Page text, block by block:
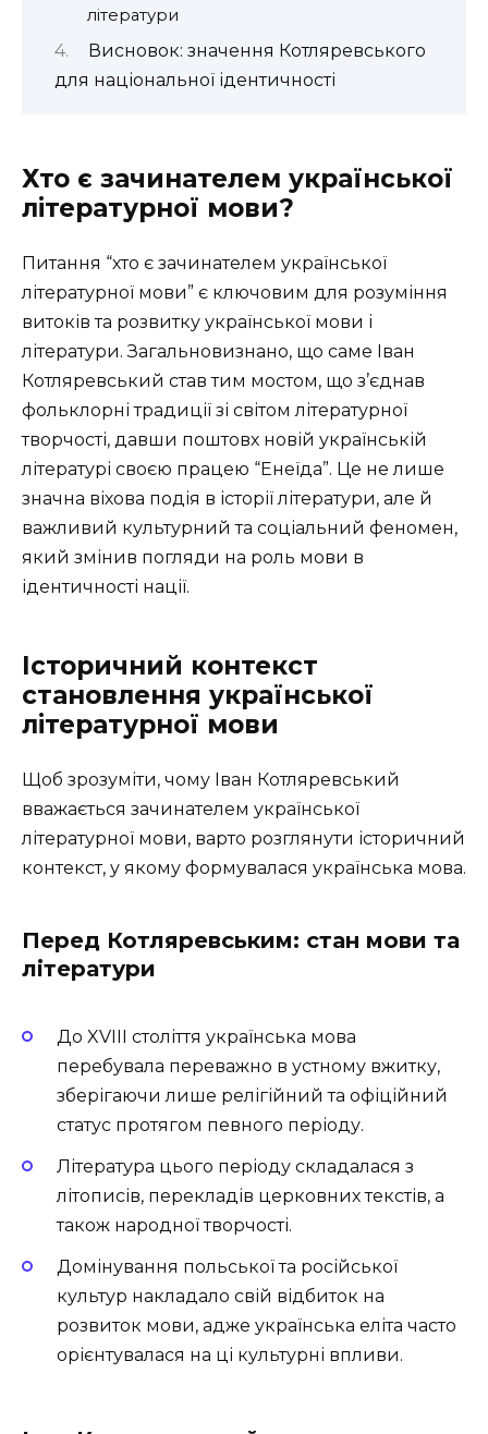
літератури
Висновок: значення Котляревського
для національної ідентичності
Хто є зачинателем української
літературної мови?
Питання “хто є зачинателем української
літературної мови” є ключовим для розуміння
витоків та розвитку української мови і
літератури. Загальновизнано, що саме Іван
Котляревський став тим мостом, що з’єднав
фольклорні традиції зі світом літературної
творчості, давши поштовх новій українській
літературі своєю працею “Енеїда”. Це не лише
значна віхова подія в історії літератури, але й
важливий культурний та соціальний феномен,
який змінив погляди на роль мови в
ідентичності нації.
Історичний контекст
становлення української
літературної мови
Щоб зрозуміти, чому Іван Котляревський
вважається зачинателем української
літературної мови, варто розглянути історичний
контекст, у якому формувалася українська мова.
Перед Котляревським: стан мови та
літератури
До XVIII століття українська мова
перебувала переважно в устному вжитку,
зберігаючи лише релігійний та офіційний
статус протягом певного періоду.
Література цього періоду складалася з
літописів, перекладів церковних текстів, а
також народної творчості.
Домінування польської та російської
культур накладало свій відбиток на
розвиток мови, адже українська еліта часто
орієнтувалася на ці культурні впливи.